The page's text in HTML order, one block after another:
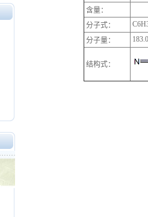
含量：
分子式：
分子量：
结构式：